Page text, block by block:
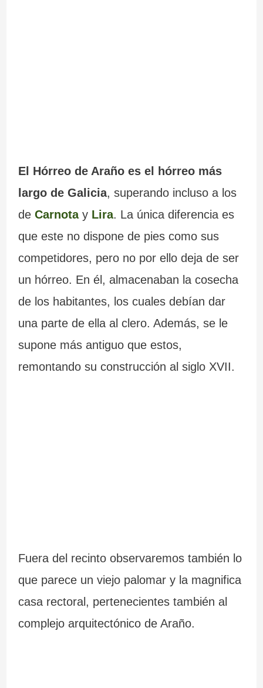
El Hórreo de Araño es el hórreo más
largo de Galicia, superando incluso a los
de Carnotay Lira. La única diferencia es
que este no dispone de pies como sus
competidores, pero no por ello deja de ser
un hórreo. En él, almacenaban la cosecha
de los habitantes, los cuales debían dar
una parte de ella al clero. Además, se le
supone más antiguo que estos,
remontando su construcción al siglo XVII.
Fuera del recinto observaremos también lo
que parece un viejo palomar y la magnifica
casa rectoral, pertenecientes también al
complejo arquitectónico de Araño.